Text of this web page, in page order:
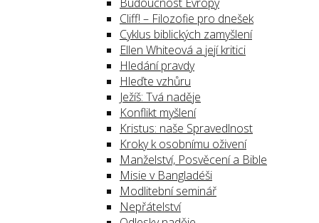
Cliff! – Filozofie pro dnešek
Cyklus biblických zamyšlení
Ellen Whiteová a její kritici
Hledání pravdy
Hleďte vzhůru
Ježíš: Tvá naděje
Konflikt myšlení
Kristus: naše Spravedlnost
Kroky k osobnímu oživení
Manželství, Posvěcení a Bible
Misie v Bangladéši
Modlitební seminář
Nepřátelství